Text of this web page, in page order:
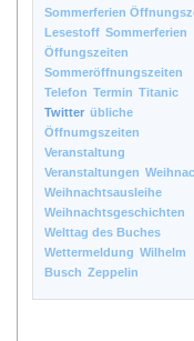
Sommerferien
Lesestoff Sommerferien
Öffungszeiten
Sommeröffnungszeiten
Telefon Termin Titanic
Twitter übliche
Öffnumgszeiten
Veranstaltung
Veranstaltungen
Weihnachtsausleihe
Weihnachtsgeschichten
Welttag des Buches
Wettermeldung Wilhelm
Busch Zeppelin